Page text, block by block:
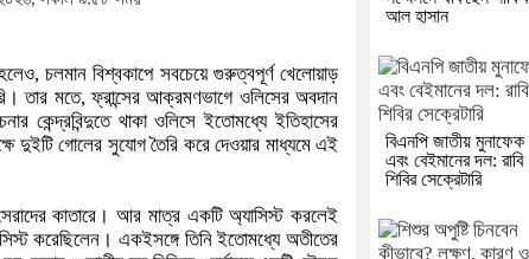
চলমান বিশ্বকাপে সবচেয়ে গুরুত্বপূর্ণ খেলোয়াড়
তার মতে, ফ্রান্সের আক্রমণভাগে ওলিসের অবদান
কেন্দ্রবিন্দুতে থাকা ওলিসে ইতোমধ্যে ইতিহাসের
দুইটি গোলের সুযোগ তৈরি করে দেওয়ার মাধ্যমে এই
কাতারে। আর মাত্র একটি অ্যাসিস্ট করলেই
করেছিলেন। একইসঙ্গে তিনি ইতোমধ্যে অতীতের
আল হাসান
বিএনপি জাতীয় মুনাফেক
এবং বেইমানের দল: রাবি
শিবির সেক্রেটারি